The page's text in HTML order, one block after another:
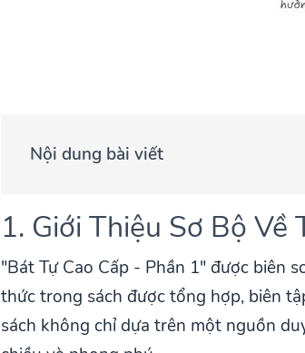
Nội dung bài viết
1. Giới Thiệu Sơ Bộ Về
"Bát Tự Cao Cấp - Phần 1" được biên
thức trong sách được tổng hợp, biên
sách không chỉ dựa trên một nguồn